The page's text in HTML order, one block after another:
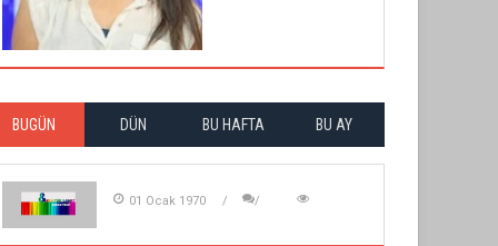
BUGÜN DÜN BU HAFTA BU AY
01 Ocak 1970